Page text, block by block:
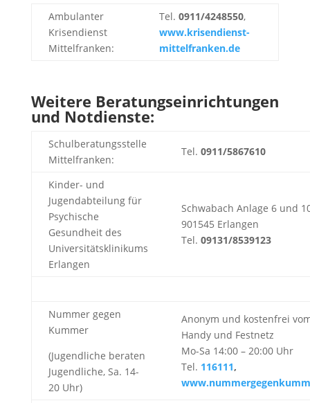
Ambulanter
Krisendienst
Mittelfranken:
Tel. 0911/4248550,
www.krisendienst-
mittelfranken.de
Weitere Beratungseinrichtungen
und Notdienste:
Schulberatungsstelle
Mittelfranken:
Tel. 0911/5867610
Kinder- und
Jugendabteilung für
Psychische
Gesundheit des
Universitätsklinikums
Erlangen
Schwabach Anlage 6 und
901545 Erlangen
Tel. 09131/8539123
Nummer gegen
Kummer
(Jugendliche beraten
Jugendliche, Sa. 14-
20 Uhr)
Anonym und kostenfrei
Handy und Festnetz
Mo-Sa 14:00 – 20:00 Uhr
Tel. 116111,